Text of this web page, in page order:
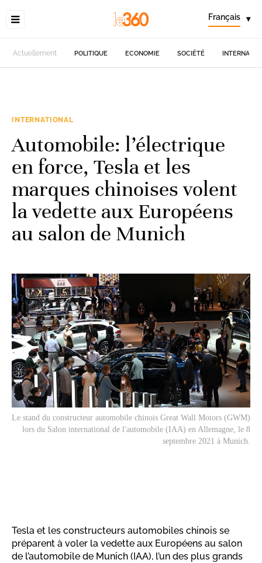
Français ▾
Actuellement POLITIQUE ECONOMIE SOCIÉTÉ
INTERNATIONAL
Automobile: l’électrique
en force, Tesla et les
marques chinoises volent
la vedette aux Européens
au salon de Munich
Le stand du constructeur automobile chinois Great Wall Motors (GWM)
lors du Salon international de l'automobile (IAA) en Allemagne, le 8
septembre 2021 à Munich.
Tesla et les constructeurs automobiles chinois se
préparent à voler la vedette aux Européens au salon
de l’automobile de Munich (IAA), l’un des plus grands